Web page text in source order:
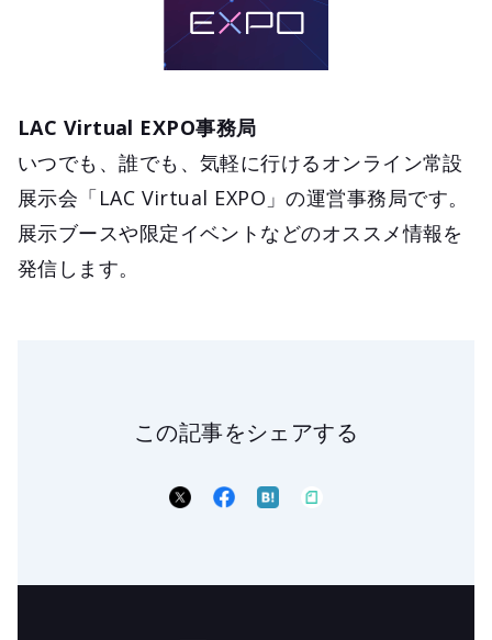
LAC Virtual EXPO事務局
いつでも、誰でも、気軽に行けるオンライン常設
展示会「LAC Virtual EXPO」の運営事務局です。
展示ブースや限定イベントなどのオススメ情報を
発信します。
この記事をシェアする